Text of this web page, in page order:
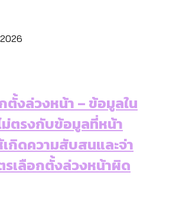
งล่วงหน้า – ข้อมูลใน
ม่ตรงกับข้อมูลที่หน้า
กิดความสับสนและจ่า
เลือกตั้งล่วงหน้าผิด